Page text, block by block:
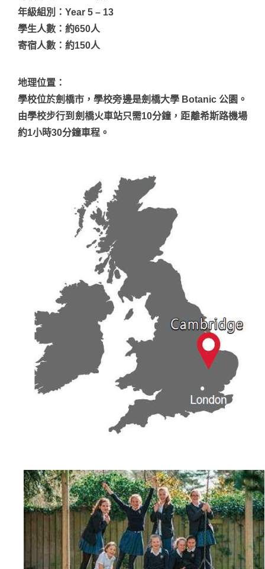
年級組別：Year 5 – 13
學生人數：約650人
寄宿人數：約150人
地理位置 ：
學校位於劍橋市，學校旁邊是劍橋大學 Botanic 公園。
由學校步行到劍橋火車站只需10分鐘，距離希斯路機場
約1小時30分鐘車程。